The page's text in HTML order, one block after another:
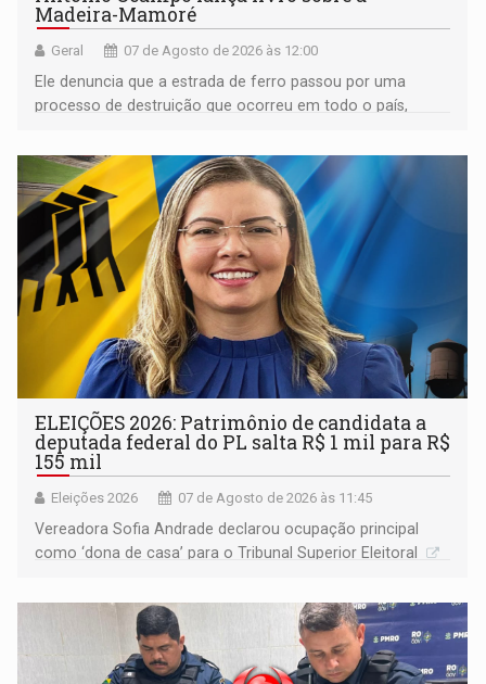
Madeira-Mamoré
Geral 07 de Agosto de 2026 às 12:00
Ele denuncia que a estrada de ferro passou por uma
processo de destruição que ocorreu em todo o país,
ELEIÇÕES 2026: Patrimônio de candidata a
deputada federal do PL salta R$ 1 mil para R$
155 mil
Eleições 2026 07 de Agosto de 2026 às 11:45
Vereadora Sofia Andrade declarou ocupação principal
como ‘dona de casa’ para o Tribunal Superior Eleitoral